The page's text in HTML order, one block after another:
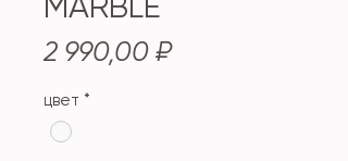
2 990,00 ₽Цена
цвет *